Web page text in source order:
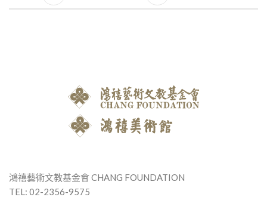
鴻禧藝術文教基金會 CHANG FOUNDATION
TEL: 02-2356-9575